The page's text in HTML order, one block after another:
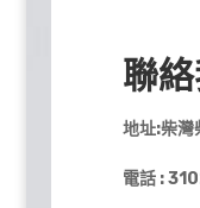
聯
地址:柴
電話 :